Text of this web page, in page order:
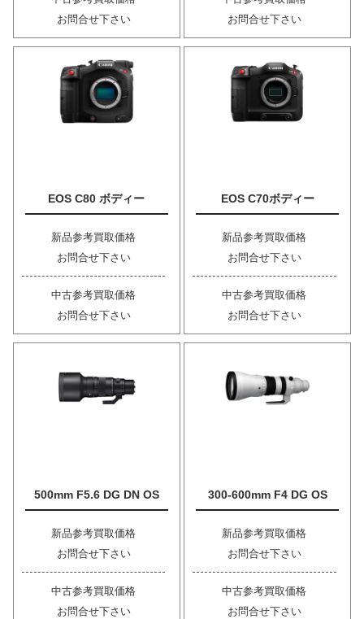
お問合せ下さい
お問合せ下さい
EOS C80 ボディー
新品参考買取価格
お問合せ下さい
中古参考買取価格
お問合せ下さい
EOS C70ボディー
新品参考買取価格
お問合せ下さい
中古参考買取価格
お問合せ下さい
500mm F5.6 DG DN OS
新品参考買取価格
お問合せ下さい
中古参考買取価格
お問合せ下さい
300-600mm F4 DG OS
新品参考買取価格
お問合せ下さい
中古参考買取価格
お問合せ下さい